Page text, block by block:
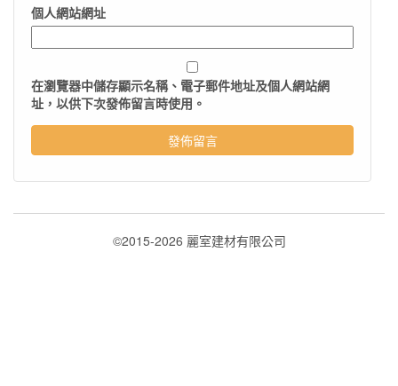
個人網站網址
在瀏覽器中儲存顯示名稱、電子郵件地址及個人網站網
址，以供下次發佈留言時使用。
©2015-2026 麗室建材有限公司